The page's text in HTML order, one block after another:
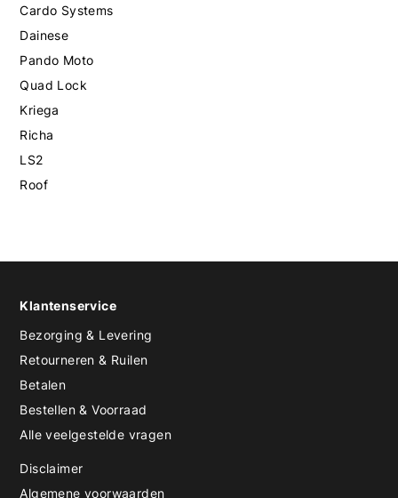
Cardo Systems
Dainese
Pando Moto
Quad Lock
Kriega
Richa
LS2
Roof
Klantenservice
Bezorging & Levering
Retourneren & Ruilen
Betalen
Bestellen & Voorraad
Alle veelgestelde vragen
Disclaimer
Algemene voorwaarden